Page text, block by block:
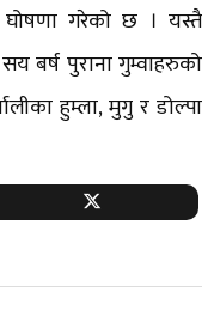
घोषणा गरेको छ । यस्तै
बर्ष पुराना गुम्वाहरुको
हुम्ला, मुगु र डोल्पा